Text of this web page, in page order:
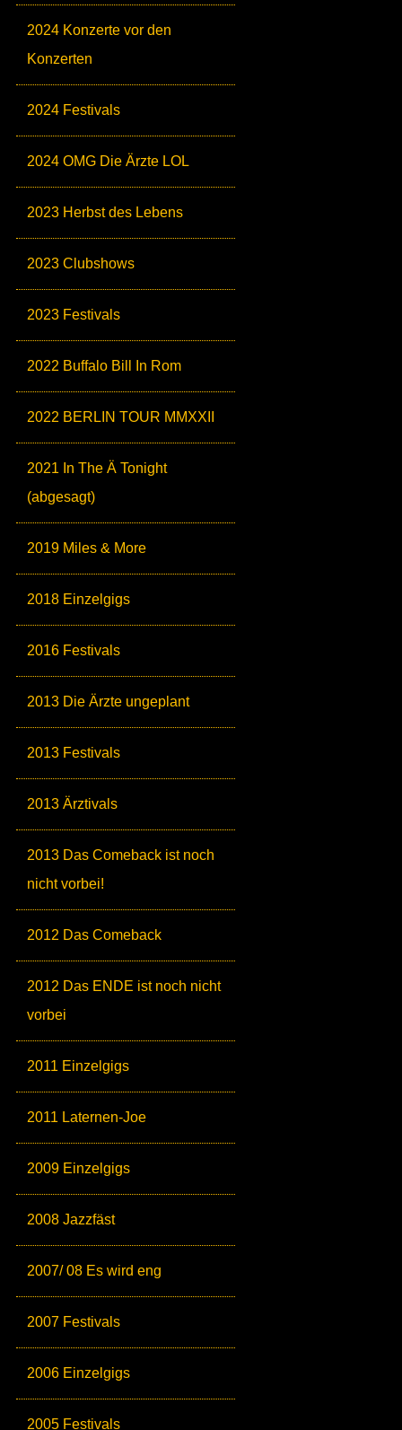
2024 Konzerte vor den
Konzerten
2024 Festivals
2024 OMG Die Ärzte LOL
2023 Herbst des Lebens
2023 Clubshows
2023 Festivals
2022 Buffalo Bill In Rom
2022 BERLIN TOUR MMXXII
2021 In The Ä Tonight
(abgesagt)
2019 Miles & More
2018 Einzelgigs
2016 Festivals
2013 Die Ärzte ungeplant
2013 Festivals
2013 Ärztivals
2013 Das Comeback ist noch
nicht vorbei!
2012 Das Comeback
2012 Das ENDE ist noch nicht
vorbei
2011 Einzelgigs
2011 Laternen-Joe
2009 Einzelgigs
2008 Jazzfäst
2007/ 08 Es wird eng
2007 Festivals
2006 Einzelgigs
2005 Festivals